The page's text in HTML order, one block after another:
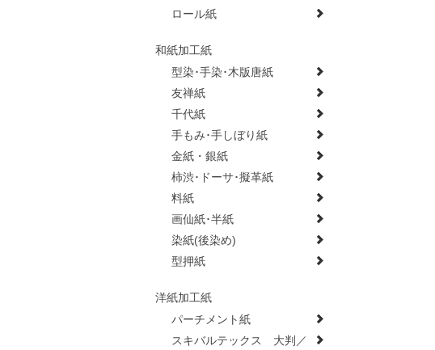
ロール紙
和紙加工紙
型染･手染･木版唐紙
友禅紙
千代紙
手もみ･手しぼり紙
金紙・銀紙
柿渋･ドーサ･擬革紙
料紙
画仙紙･半紙
染紙(後染め)
型押紙
洋紙加工紙
パーチメント紙
スキバルテックス 大判／